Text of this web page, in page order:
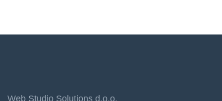
Web Studio Solutions d.o.o.